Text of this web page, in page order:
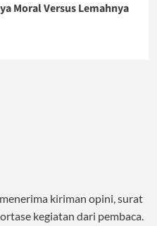
Moral Versus Lemahnya
kiriman opini, surat
kegiatan dari pembaca.